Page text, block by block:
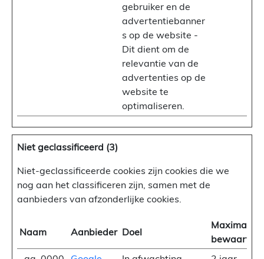
gebruiker en de
advertentiebanner
s op de website -
Dit dient om de
relevantie van de
advertenties op de
website te
optimaliseren.
Niet geclassificeerd (3)
Niet-geclassificeerde cookies zijn cookies die we
nog aan het classificeren zijn, samen met de
aanbieders van afzonderlijke cookies.
Naam Aanbieder Doel
Maximale